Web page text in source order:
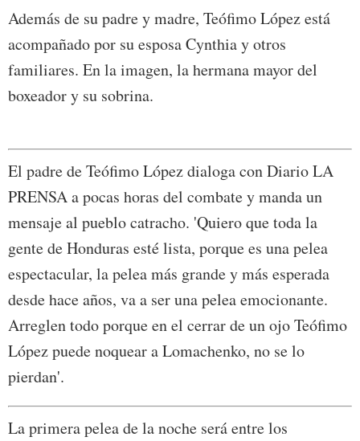
Además de su padre y madre, Teófimo López está
acompañado por su esposa Cynthia y otros
familiares. En la imagen, la hermana mayor del
boxeador y su sobrina.
El padre de Teófimo López dialoga con Diario LA
PRENSA a pocas horas del combate y manda un
mensaje al pueblo catracho. 'Quiero que toda la
gente de Honduras esté lista, porque es una pelea
espectacular, la pelea más grande y más esperada
desde hace años, va a ser una pelea emocionante.
Arreglen todo porque en el cerrar de un ojo Teófimo
López puede noquear a Lomachenko, no se lo
pierdan'.
La primera pelea de la noche será entre los